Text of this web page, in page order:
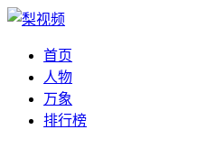
首页
人物
万象
排行榜